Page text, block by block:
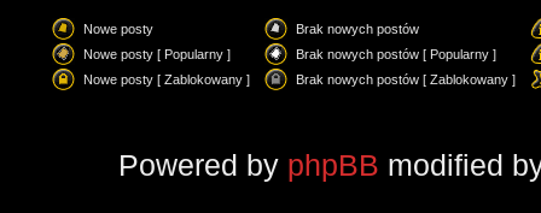
Nowe posty
Brak nowych postów
Nowe posty [ Popularny ]
Brak nowych postów [ Popularny ]
Nowe posty [ Zablokowany ]
Brak nowych postów [ Zablokowany ]
Powered by phpBB modified